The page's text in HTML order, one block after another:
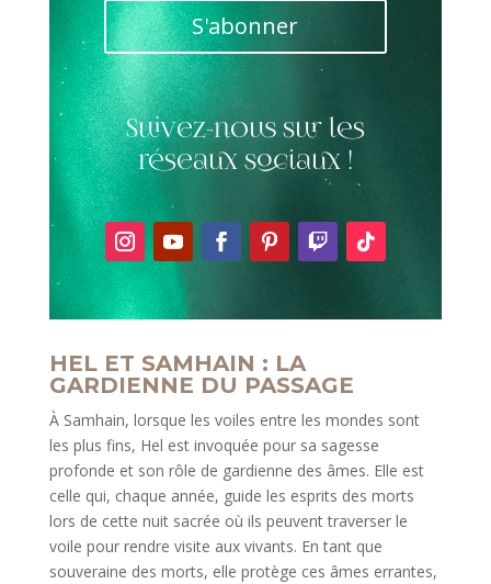
S'abonner
Suivez-nous sur les
réseaux sociaux !
HEL ET SAMHAIN : LA
GARDIENNE DU PASSAGE
À Samhain, lorsque les voiles entre les mondes sont
les plus fins, Hel est invoquée pour sa sagesse
profonde et son rôle de gardienne des âmes. Elle est
celle qui, chaque année, guide les esprits des morts
lors de cette nuit sacrée où ils peuvent traverser le
voile pour rendre visite aux vivants. En tant que
souveraine des morts, elle protège ces âmes errantes,